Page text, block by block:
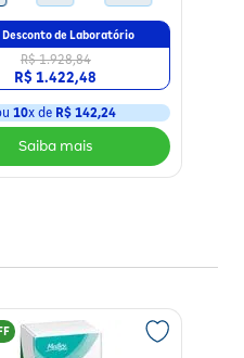
Desconto de Laboratório
R$ 1.928,84
R$ 1.422,48
10x de R$ 142,24